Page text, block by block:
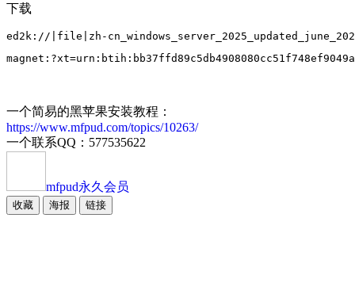
下载
一个简易的黑苹果安装教程：
https://www.mfpud.com/topics/10263/
一个联系QQ：577535622
mfpud永久会员
收藏 海报 链接